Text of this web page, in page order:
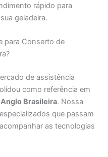
rápido para
geladeira.
para Conserto de
de assistência
como referência em
Brasileira. Nossa
que passam
as tecnologias